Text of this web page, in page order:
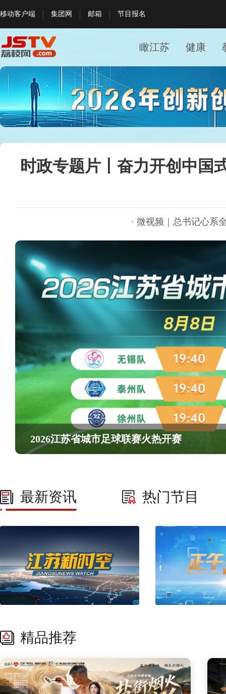
移动客户端 集团网 邮箱 节目报名
瞰江苏 健康
时政专题片丨奋力开创中
· 微视频｜总书记心系
2026江苏省城市足球联赛火热开赛
最新资讯 热门节目
精品推荐